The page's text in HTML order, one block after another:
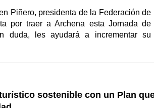
Piñero, presidenta de la Federación de
por traer a Archena esta Jornada de
duda, les ayudará a incrementar su
sostenible con un Plan